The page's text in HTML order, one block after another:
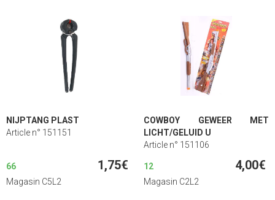
NIJPTANG PLAST
Article n° 151151
66 1,75€
Magasin C5L2
COWBOY GEWEER MET
LICHT/GELUID U
Article n° 151106
12 4,00€
Magasin C2L2